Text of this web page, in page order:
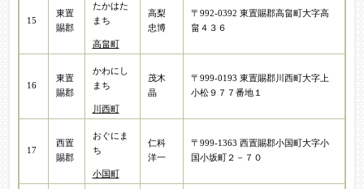
15
東置
賜郡
たかはた
まち
高畠町
高梨
忠博
〒992-0392 東置賜郡高畠町大字高
畠４３６
16
東置
賜郡
かわにし
まち
川西町
茂木
晶
〒999-0193 東置賜郡川西町大字上
小松９７７番地１
17
西置
賜郡
おぐにま
ち
小国町
仁科
洋一
〒999-1363 西置賜郡小国町大字小
国小坂町２－７０